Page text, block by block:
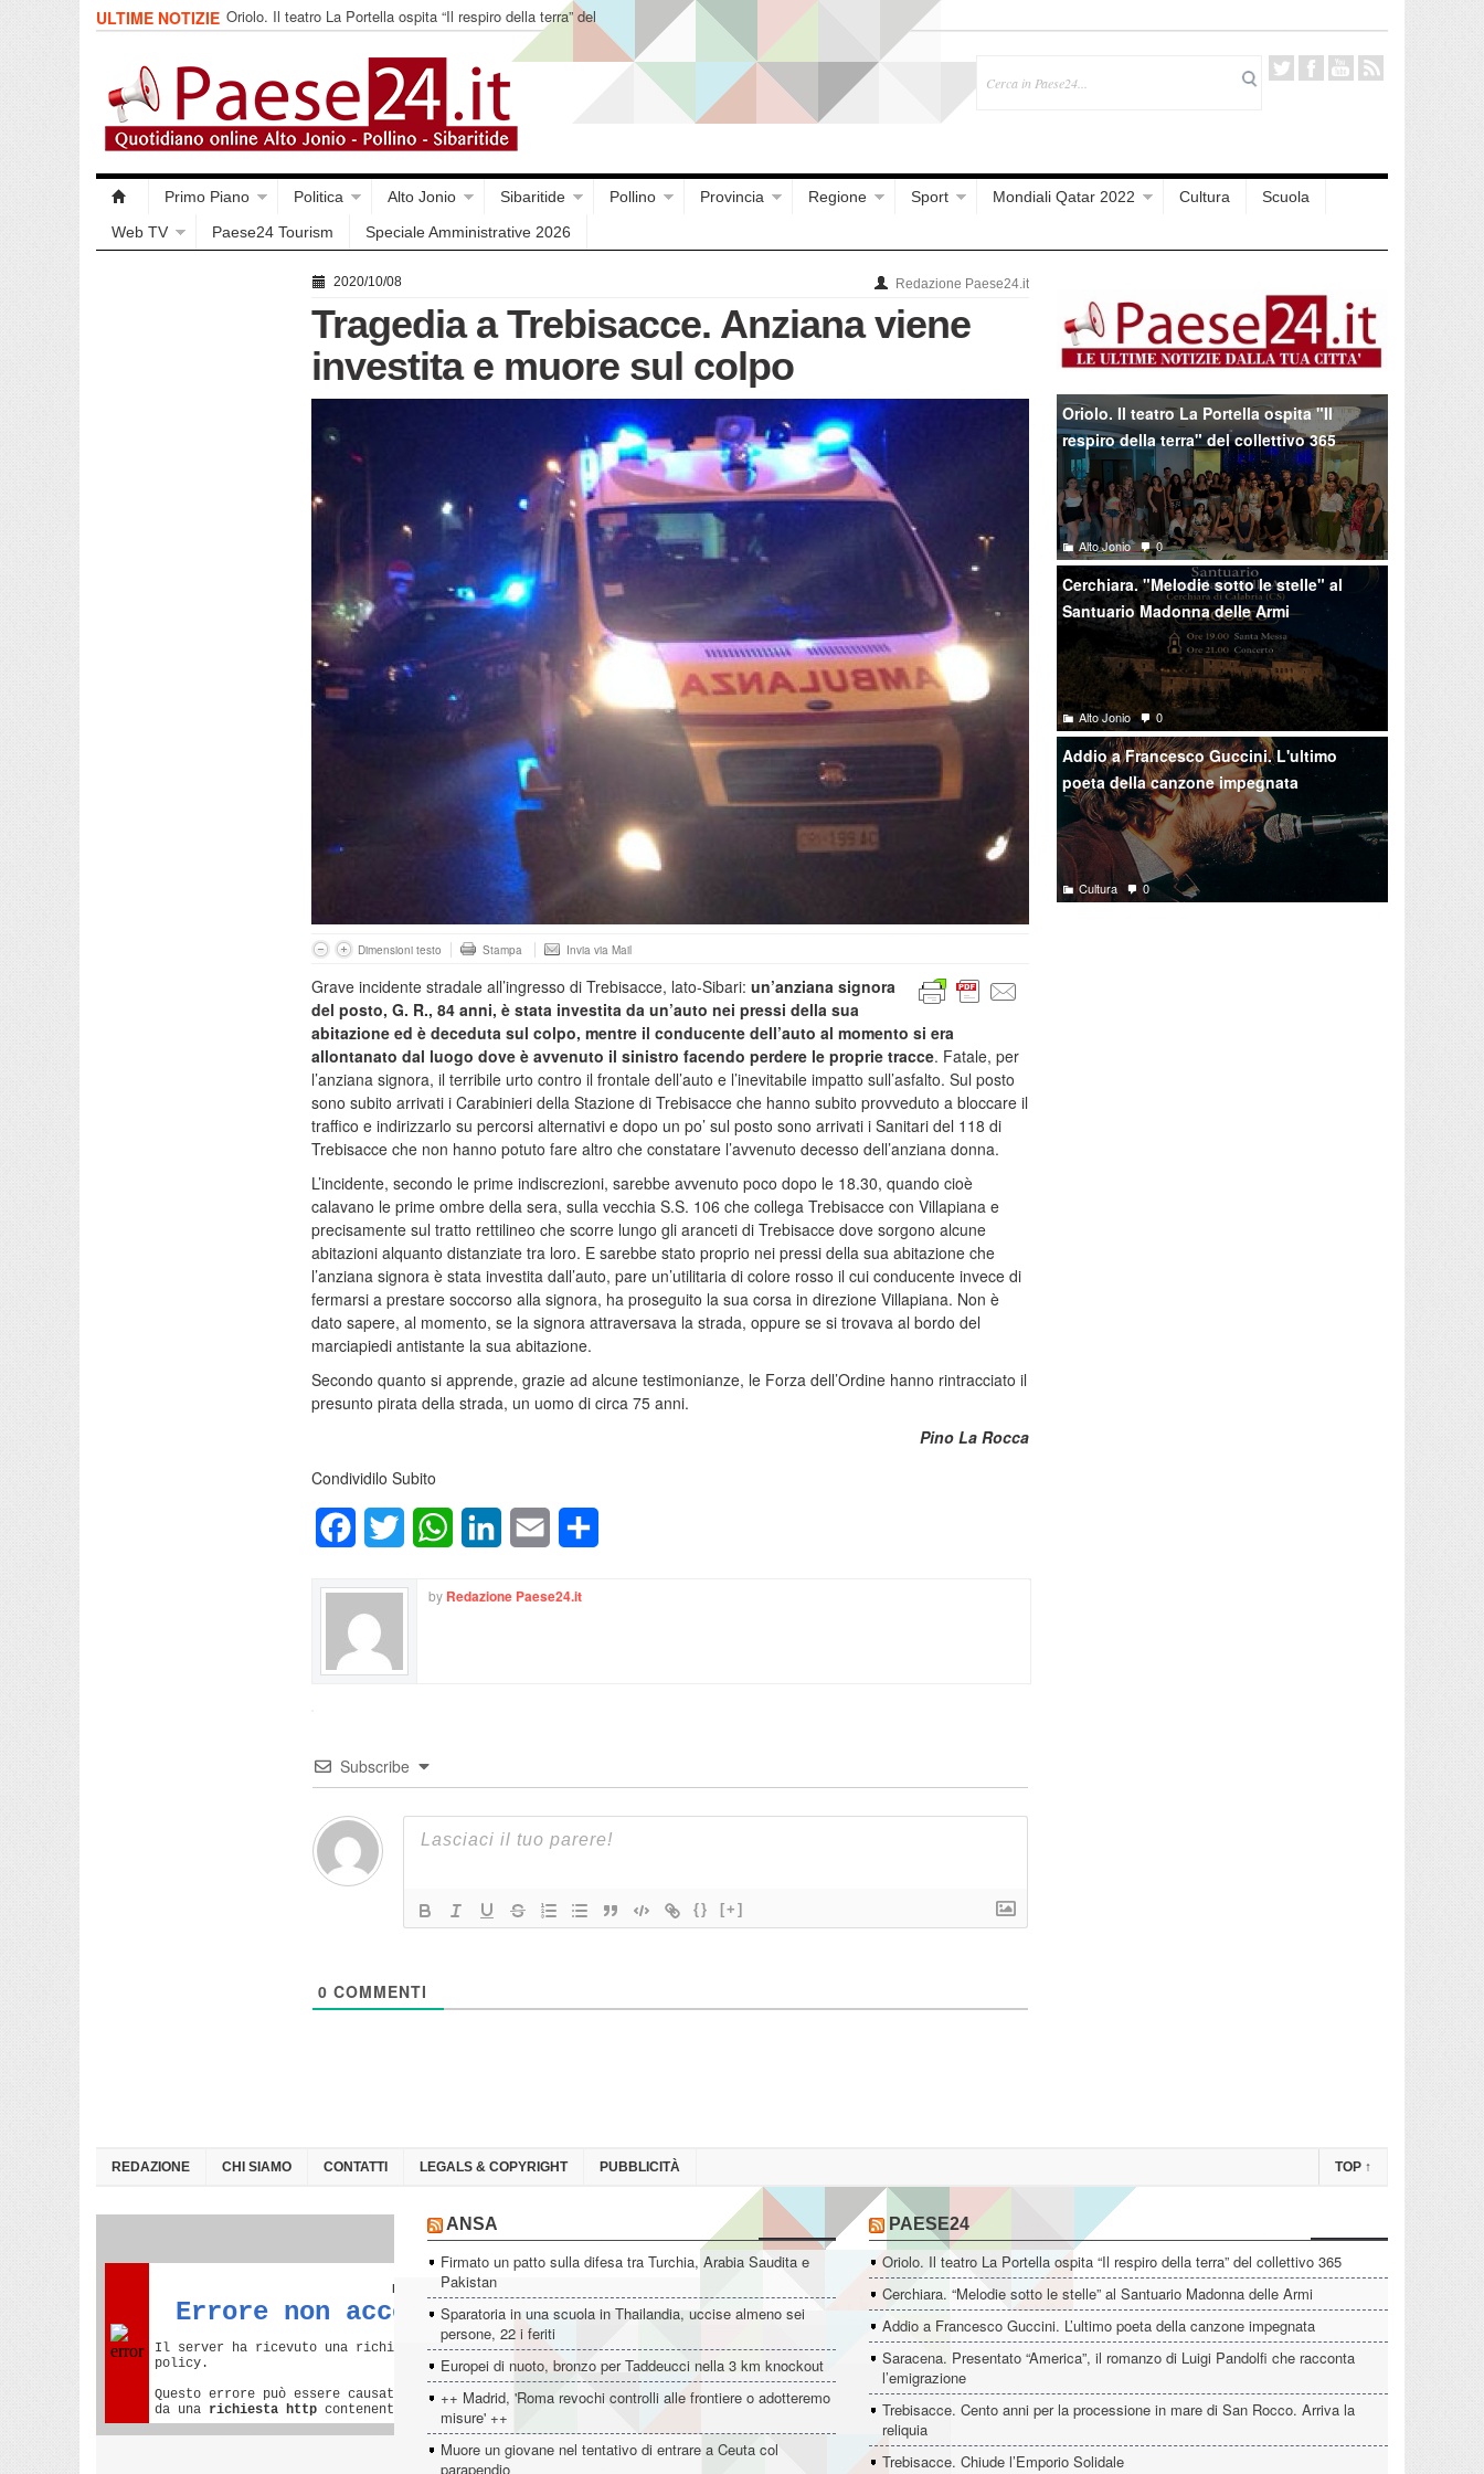
ULTIME NOTIZIE Oriolo. Il teatro La Portella ospita “Il respiro della terra” del
collettivo 365
Primo Piano Politica Alto Jonio Sibaritide Pollino Provincia Regione Sport Mondiali Qatar 2022 Cultura
Scuola
Web TV
Paese24 Tourism Speciale Amministrative 2026
2020/10/08 Redazione Paese24.it
Tragedia a Trebisacce. Anziana viene
investita e muore sul colpo
Dimensioni testo Stampa Invia via Mail
Grave incidente stradale all’ingresso di Trebisacce, lato-Sibari: un’anziana signora
del posto, G. R., 84 anni, è stata investita da un’auto nei pressi della sua
abitazione ed è deceduta sul colpo, mentre il conducente dell’auto al momento si era
allontanato dal luogo dove è avvenuto il sinistro facendo perdere le proprie tracce. Fatale, per
l’anziana signora, il terribile urto contro il frontale dell’auto e l’inevitabile impatto sull’asfalto. Sul posto
sono subito arrivati i Carabinieri della Stazione di Trebisacce che hanno subito provveduto a bloccare il
traffico e indirizzarlo su percorsi alternativi e dopo un po’ sul posto sono arrivati i Sanitari del 118 di
Trebisacce che non hanno potuto fare altro che constatare l’avvenuto decesso dell’anziana donna.
L’incidente, secondo le prime indiscrezioni, sarebbe avvenuto poco dopo le 18.30, quando cioè
calavano le prime ombre della sera, sulla vecchia S.S. 106 che collega Trebisacce con Villapiana e
precisamente sul tratto rettilineo che scorre lungo gli aranceti di Trebisacce dove sorgono alcune
abitazioni alquanto distanziate tra loro. E sarebbe stato proprio nei pressi della sua abitazione che
l’anziana signora è stata investita dall’auto, pare un’utilitaria di colore rosso il cui conducente invece di
fermarsi a prestare soccorso alla signora, ha proseguito la sua corsa in direzione Villapiana. Non è
dato sapere, al momento, se la signora attraversava la strada, oppure se si trovava al bordo del
marciapiedi antistante la sua abitazione.
Secondo quanto si apprende, grazie ad alcune testimonianze, le Forza dell’Ordine hanno rintracciato il
presunto pirata della strada, un uomo di circa 75 anni.
Pino La Rocca
Condividilo Subito
FacebookTwitter WhatsAppLinkedInEmail
by Redazione Paese24.it
Subscribe
{} [+]
0 COMMENTI
Oriolo. Il teatro La Portella ospita "Il
respiro della terra" del collettivo 365
Alto Jonio 0
Cerchiara. "Melodie sotto le stelle" al
Santuario Madonna delle Armi
Alto Jonio 0
Addio a Francesco Guccini. L'ultimo
poeta della canzone impegnata
Cultura 0
REDAZIONE CHI SIAMO CONTATTI LEGALS & COPYRIGHT PUBBLICITÀ TOP ↑
ANSA
Firmato un patto sulla difesa tra Turchia, Arabia Saudita e
Pakistan
Sparatoria in una scuola in Thailandia, uccise almeno sei
persone, 22 i feriti
Europei di nuoto, bronzo per Taddeucci nella 3 km knockout
++ Madrid, 'Roma revochi controlli alle frontiere o adotteremo
misure' ++
Muore un giovane nel tentativo di entrare a Ceuta col
parapendio
PAESE24
Oriolo. Il teatro La Portella ospita “Il respiro della terra” del collettivo 365
Cerchiara. “Melodie sotto le stelle” al Santuario Madonna delle Armi
Addio a Francesco Guccini. L’ultimo poeta della canzone impegnata
Saracena. Presentato “America”, il romanzo di Luigi Pandolfi che racconta
l’emigrazione
Trebisacce. Cento anni per la processione in mare di San Rocco. Arriva la
reliquia
Trebisacce. Chiude l’Emporio Solidale